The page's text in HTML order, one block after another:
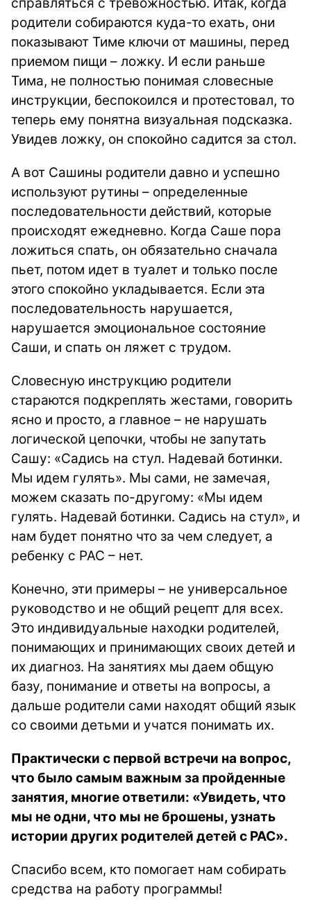
родители собираются куда-то ехать, они
показывают Тиме ключи от машины, перед
приемом пищи – ложку. И если раньше
Тима, не полностью понимая словесные
инструкции, беспокоился и протестовал, то
теперь ему понятна визуальная подсказка.
Увидев ложку, он спокойно садится за стол.
А вот Сашины родители давно и успешно
используют рутины – определенные
последовательности действий, которые
происходят ежедневно. Когда Саше пора
ложиться спать, он обязательно сначала
пьет, потом идет в туалет и только после
этого спокойно укладывается. Если эта
последовательность нарушается,
нарушается эмоциональное состояние
Саши, и спать он ляжет с трудом.
Словесную инструкцию родители
стараются подкреплять жестами, говорить
ясно и просто, а главное – не нарушать
логической цепочки, чтобы не запутать
Сашу: «Садись на стул. Надевай ботинки.
Мы идем гулять». Мы сами, не замечая,
можем сказать по-другому: «Мы идем
гулять. Надевай ботинки. Садись на стул», и
нам будет понятно что за чем следует, а
ребенку с РАС – нет.
Конечно, эти примеры – не универсальное
руководство и не общий рецепт для всех.
Это индивидуальные находки родителей,
понимающих и принимающих своих детей и
их диагноз. На занятиях мы даем общую
базу, понимание и ответы на вопросы, а
дальше родители сами находят общий язык
со своими детьми и учатся понимать их.
Практически с первой встречи на вопрос,
что было самым важным за пройденные
занятия, многие ответили: «Увидеть, что
мы не одни, что мы не брошены, узнать
истории других родителей детей с РАС».
Спасибо всем, кто помогает нам собирать
средства на работу программы!